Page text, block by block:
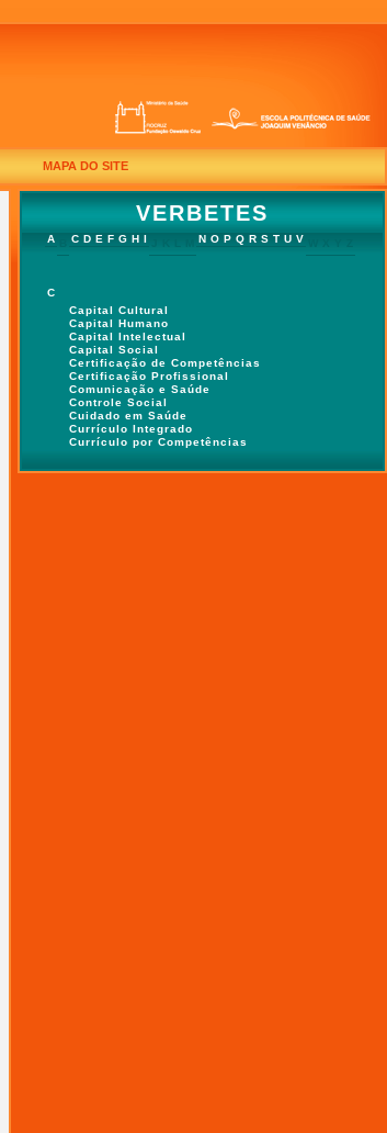
MAPA DO SITE
VERBETES
A C D E F G H I N O P Q R S T U V
C
Capital Cultural
Capital Humano
Capital Intelectual
Capital Social
Certificação de Competências
Certificação Profissional
Comunicação e Saúde
Controle Social
Cuidado em Saúde
Currículo Integrado
Currículo por Competências